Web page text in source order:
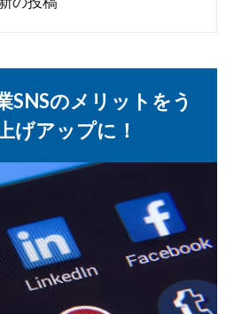
SNSのメリットをう
げアップに！